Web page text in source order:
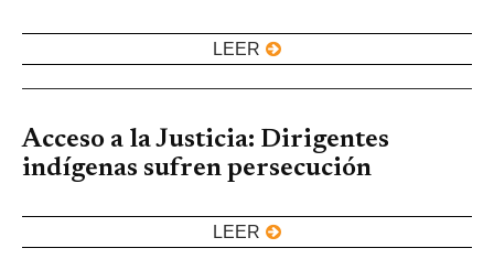
LEER
Acceso a la Justicia: Dirigentes
indígenas sufren persecución
LEER